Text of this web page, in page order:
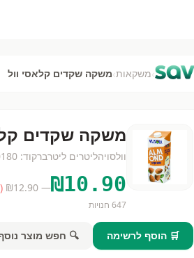
›משקאות›משקה שקדים קלאסי וול
משקה שקדים
וולסויהליטרים ליטרברקוד:
₪10.90
— ₪
12.90
(
647 חנויות
🛒 הוסף לרשימה 🔍 חפש מוצר